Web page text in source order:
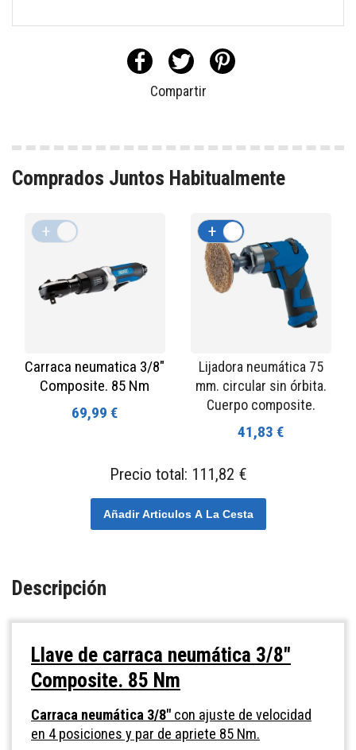
Compartir
Comprados Juntos Habitualmente
Carraca neumatica 3/8"
Composite. 85 Nm
69,99 €
+
Lijadora neumática 75
mm. circular sin órbita.
Cuerpo composite.
41,83 €
+
Precio total: 111,82 €
Añadir Articulos A La Cesta
Descripción
Llave de carraca neumática 3/8"
Composite. 85 Nm
Carraca neumática 3/8" con ajuste de velocidad
en 4 posiciones y par de apriete 85 Nm.